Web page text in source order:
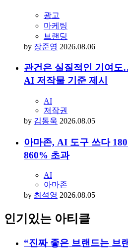
광고
마케팅
브랜딩
by 장준영 2026.08.06
관건은 실질적인 기여
AI 저작물 기준 제시
AI
저작권
by 김동욱 2026.08.05
아마존, AI 도구 쓰다
860% 초과
AI
아마존
by 최석영 2026.08.05
인기있는 아티클
“진짜 좋은 브랜드는 브